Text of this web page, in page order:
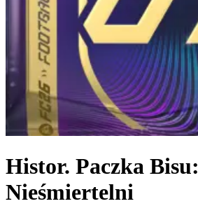
Histor. Paczka Bisu:
Nieśmiertelni